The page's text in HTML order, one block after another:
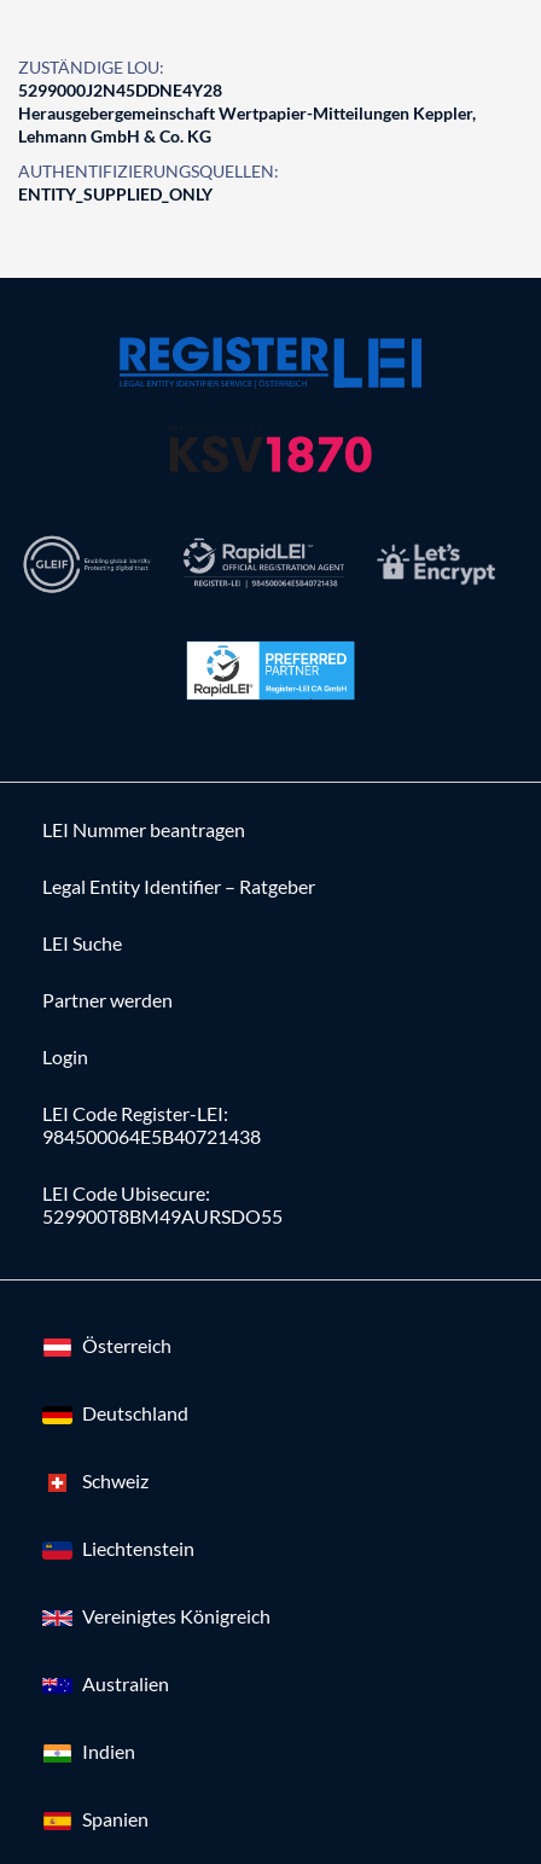
ZUSTÄNDIGE LOU:
5299000J2N45DDNE4Y28
Herausgebergemeinschaft Wertpapier-Mitteilungen Keppler,
Lehmann GmbH & Co. KG
AUTHENTIFIZIERUNGSQUELLEN:
ENTITY_SUPPLIED_ONLY
LEI Nummer beantragen
Legal Entity Identifier – Ratgeber
LEI Suche
Partner werden
Login
LEI Code Register-LEI:
984500064E5B40721438
LEI Code Ubisecure:
529900T8BM49AURSDO55
Österreich
Deutschland
Schweiz
Liechtenstein
Vereinigtes Königreich
Australien
Indien
Spanien